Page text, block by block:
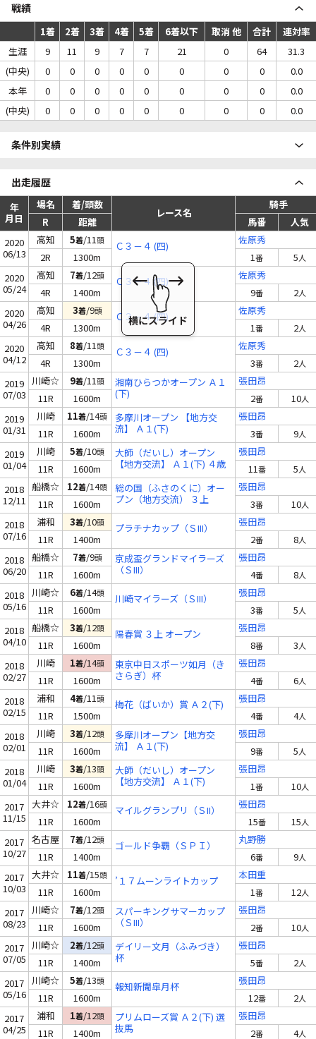
戦績
1着 2着 3着 4着 5着 6着以下 取消 他 合計
連対率
生涯
9 11 9 7 7 21 0 64
31.3
(中央)
0 0 0 0 0 0 0 0
0.0
本年
0 0 0 0 0 0 0 0
0.0
(中央)
0 0 0 0 0 0 0 0 0.0
条件別実績
出走履歴
年
月日
場名 着/頭数
レース名
騎手
R
距離 馬番
人気
2020
06/13
高知 5着/11頭 Ｃ３－４ (四)
佐原秀
2R
1300m 1番 5人
2020
05/24
高知 7着/12頭 Ｃ３－４ (四)
佐原秀
4R
1400m 9番 2人
2020
04/26
高知 3着/9頭 Ｃ３－４ (四)
佐原秀
4R
1300m 1番 2人
2020
04/12
高知 8着/11頭 Ｃ３－４ (四)
佐原秀
4R
1300m 3番 2人
2019
07/03
川崎☆ 9着/11頭
湘南ひらつかオープン Ａ１
(下)
張田昂
11R
1600m 2番 10人
2019
01/31
川崎 11着/14頭
多摩川オープン 【地方交
流】 Ａ１(下)
張田昂
11R
1600m 3番 9人
2019
01/04
川崎 5着/10頭
大師（だいし）オープン
【地方交流】 Ａ１(下) ４歳
上オープン
張田昂
11R
1600m 11番 5人
2018
12/11
船橋☆ 12着/14頭
総の国（ふさのくに）オー
プン（地方交流） ３上
張田昂
11R
1600m 3番 10人
2018
07/16
浦和 3着/10頭 プラチナカップ（ＳIII）
張田昂
11R
1400m 2番 8人
2018
06/20
船橋☆ 7着/9頭
京成盃グランドマイラーズ
（ＳIII）
張田昂
11R
1600m 4番 8人
2018
05/16
川崎☆ 6着/14頭 川崎マイラーズ（ＳIII）
張田昂
11R
1600m 3番 5人
2018
04/10
船橋☆ 3着/12頭 陽春賞 ３上 オープン
張田昂
11R
1600m 8番 3人
2018
02/27
川崎 1着/14頭
東京中日スポーツ如月（き
さらぎ）杯
張田昂
11R
1600m 4番 6人
2018
02/15
浦和 4着/11頭 梅花（ばいか）賞 Ａ２(下)
張田昂
11R
1500m 4番 4人
2018
02/01
川崎 3着/12頭
多摩川オープン【地方交
流】 Ａ１(下)
張田昂
11R
1600m 9番 5人
2018
01/04
川崎 3着/13頭
大師（だいし）オープン
【地方交流】 Ａ１(下)
張田昂
11R
1600m 1番 10人
2017
11/15
大井☆ 12着/16頭 マイルグランプリ（ＳII）
張田昂
11R
1600m 15番 15人
2017
10/27
名古屋 7着/12頭 ゴールド争覇（ＳＰＩ）
丸野勝
11R
1400m 6番 9人
2017
10/03
大井☆ 11着/15頭 ’１７ムーンライトカップ
本田重
11R
1600m 1番 12人
2017
08/23
川崎☆ 7着/12頭
スパーキングサマーカップ
（ＳIII）
張田昂
11R
1600m 2番 10人
2017
07/05
川崎☆ 2着/12頭
デイリー文月（ふみづき）
杯
張田昂
11R
1400m 5番 2人
2017
05/16
川崎☆ 5着/13頭 報知新聞皐月杯
張田昂
11R
1600m 12番 2人
2017
04/25
浦和 1着/12頭
プリムローズ賞 Ａ２(下) 選
抜馬
張田昂
11R
1400m 2番 4人